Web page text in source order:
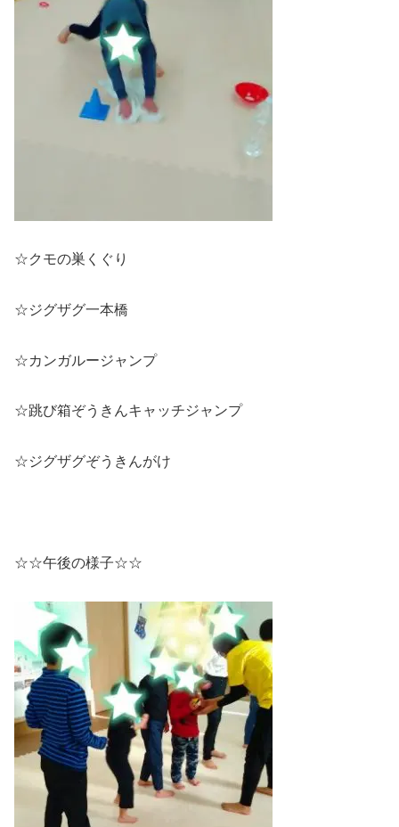
☆クモの巣くぐり
☆ジグザグ一本橋
☆カンガルージャンプ
☆跳び箱ぞうきんキャッチジャンプ
☆ジグザグぞうきんがけ
☆☆午後の様子☆☆